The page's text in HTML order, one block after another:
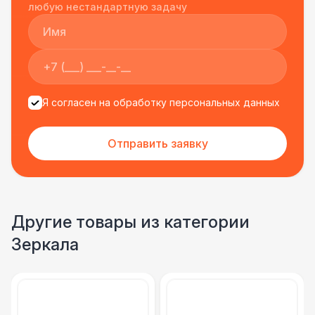
любую нестандартную задачу
Я согласен на обработку персональных данных
Отправить заявку
Другие товары из категории
Зеркала